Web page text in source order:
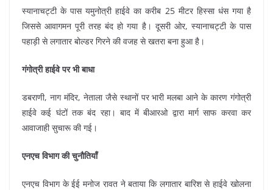
स्यानाचट्टी के पास यमुनोत्री हाईवे का करीब 25 मीटर हिस्सा धंस गया है
जिससे आवागमन पूरी तरह बंद हो गया है। दूसरी ओर, स्यानाचट्टी के पास
पहाड़ी से लगातार बोल्डर गिरने की वजह से खतरा बना हुआ है।
गंगोत्री हाईवे पर भी बाधा
डबराणी, नाग मंदिर, नेताला जैसे स्थानों पर भारी मलबा आने के कारण गंगोत्री
हाईवे कई घंटों तक बंद रहा। बाद में बीआरओ द्वारा मार्ग साफ करवा कर
आवाजाही सुचारू की गई।
एनएच विभाग की चुनौतियाँ
एनएच विभाग के ईई मनोज रावत ने बताया कि लगातार बारिश से हाईवे खोलना